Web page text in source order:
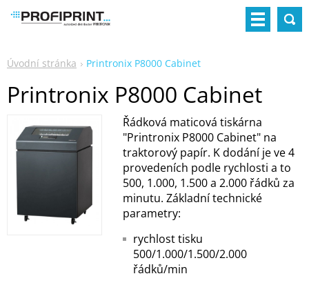
Úvodní stránka Printronix P8000 Cabinet
Printronix P8000 Cabinet
Řádková maticová tiskárna
"Printronix P8000 Cabinet" na
traktorový papír. K dodání je ve 4
provedeních podle rychlosti a to
500, 1.000, 1.500 a 2.000 řádků za
minutu. Základní technické
parametry:
rychlost tisku
500/1.000/1.500/2.000
řádků/min